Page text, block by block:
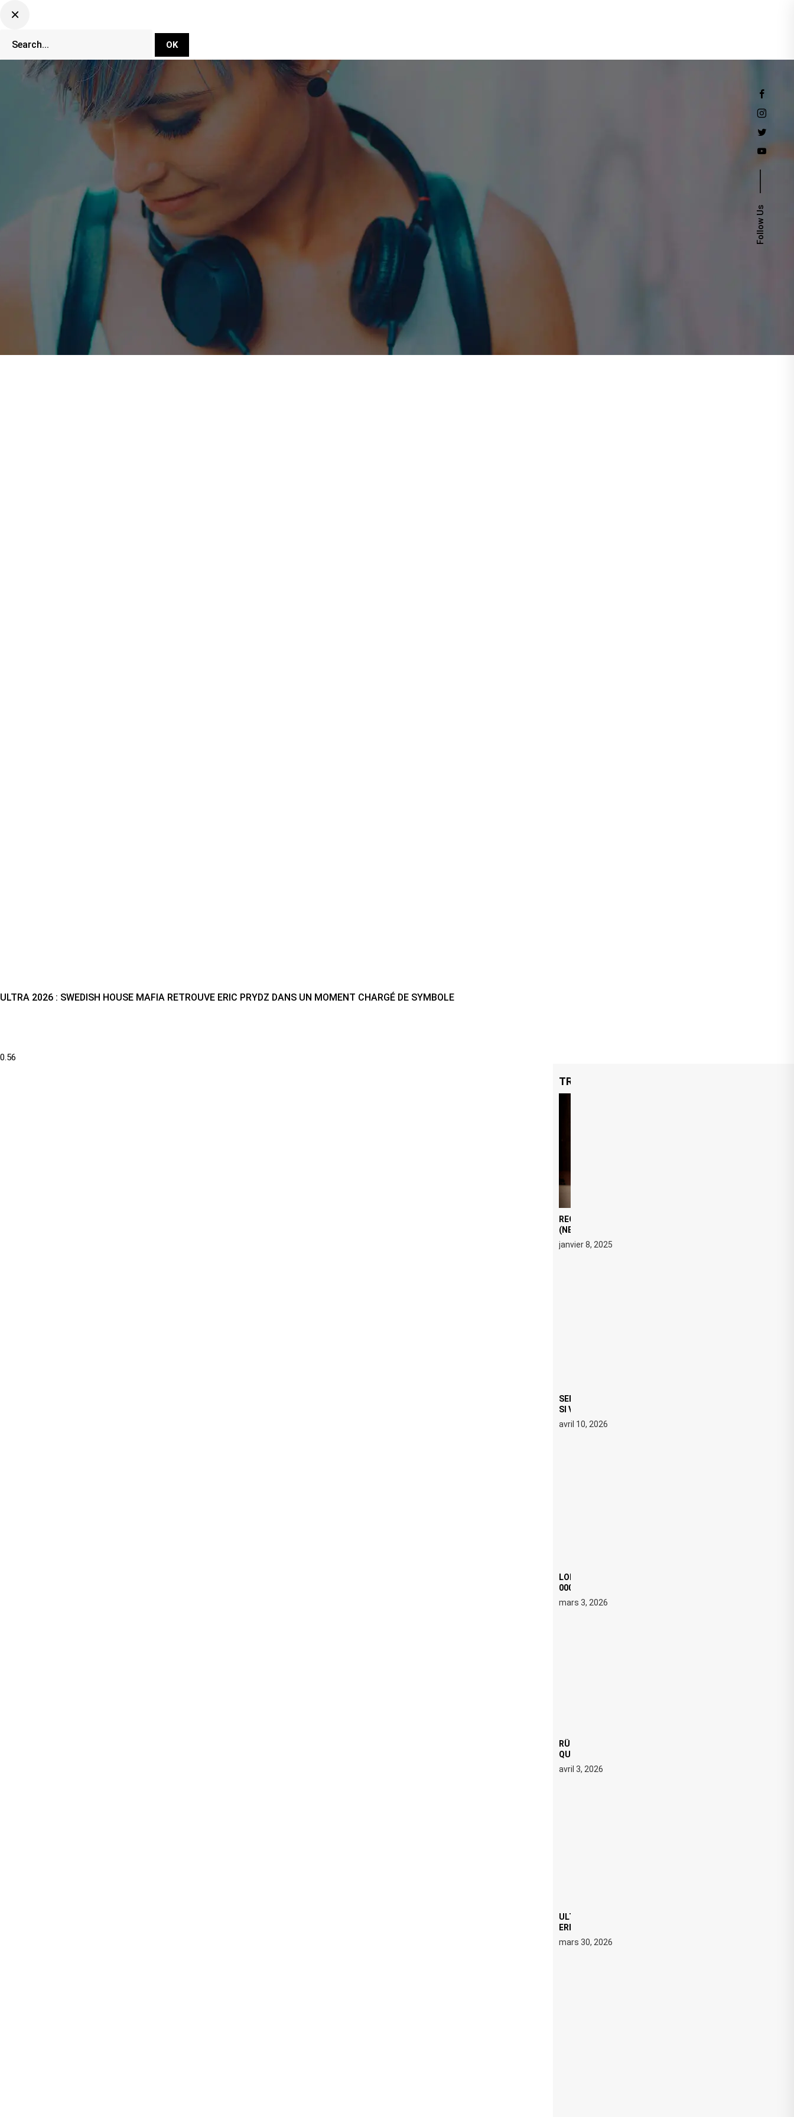
CLUBBING TV NETWORK
ULTRA 2026 : SWEDISH HOUSE MAFIA RETROUVE ERIC PRYDZ DANS UN MOMENT CHARGÉ DE SYMBOLE
TRENDING NOW
REGARD ÉDITORIAL SUR JE M’APPELLE TIM
(NETFLIX) : AVICII, OU LE DOUBLE VISAGE D’UNE
ICÔNE SURCHAUFFÉE
janvier 8, 2025
SERATO DJ PRO 4.0.6 : CE QUE ÇA CHANGE, MÊME
SI VOUS N’ÊTES NI DJ NI PRODUCTEUR·ICE
avril 10, 2026
LOI ANTI FREE PARTY : SIX MOIS DE PRISON ET 5
000 € D’AMENDE PROPOSÉS LE 9 AVRIL
mars 3, 2026
RÜFÜS DU SOL LANCE UNE RÉSIDENCE DJ SET DE
QUATRE DATES À PACHA IBIZA EN JUILLET 2026
avril 3, 2026
ULTRA 2026 : SWEDISH HOUSE MAFIA RETROUVE
ERIC PRYDZ DANS UN MOMENT CHARGÉ DE
SYMBOLE
mars 30, 2026
Follow Us